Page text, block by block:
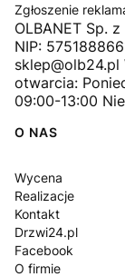
Zgłoszenie
OLBANET Sp.
NIP:
otwarcia:
09:00-13:00
O NAS
Wycena
Realizacje
Kontakt
Drzwi24.pl
Facebook
O firmie